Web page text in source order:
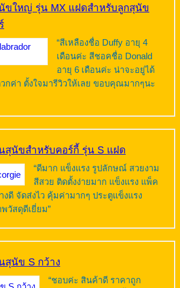
ขใหญ่ รุ่น MX แฝดสำหรับลูกสุนัข
“สีเหลืองชื่อ Duffy อายุ 4
เดือนค่ะ สีชอคชื่อ Donald
อายุ 6 เดือนค่ะ น่าจะอยู่ได้
วกค่า ตั้งใจมารีวิวให้เลย ขอบคุณมากๆนะ
สุนัขสำหรับคอร์กี้ รุ่น S แฝด
“ดีมาก แข็งแรง รูปลักษณ์ สวยงาม
สีสวย ติดตั้งง่ายมาก แข็งแรง แพ็ค
ดี จัดส่งไว คุ้มค่ามากๆ ประตูแข็งแรง
วัสดุดีเยี่ยม”
สุนัข S กว้าง
“ชอบค่ะ สินค้าดี ราคาถูก